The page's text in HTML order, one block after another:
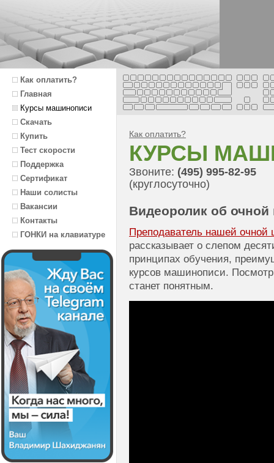
Как оплатить?
Главная
Курсы машинописи
Скачать
Купить
Тест скорости
Поддержка
Сертификат
Наши солисты
Вакансии
Контакты
ГОНКИ на клавиатуре
Как оплатить?
КУРСЫ
Звоните: (495) 995-82-95
(круглосуточно)
Видеоролик об очной
Преподаватель нашей
рассказывает о слепом
принципах обучения,
курсов машинописи.
станет понятным.